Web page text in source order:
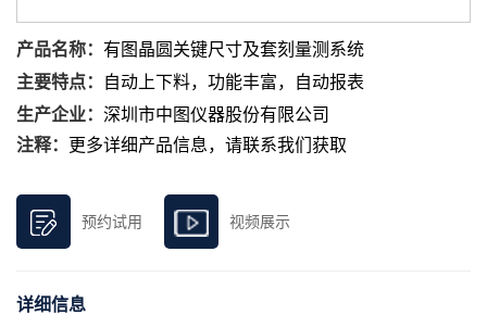
产品名称： 有图晶圆关键尺寸及套刻量测系统
主要特点：
自动上下料，功能丰富，自动报表
生产企业： 深圳市中图仪器股份有限公司
注释：
更多详细产品信息，请联系我们获取
预约试用 视频展示
详细信息